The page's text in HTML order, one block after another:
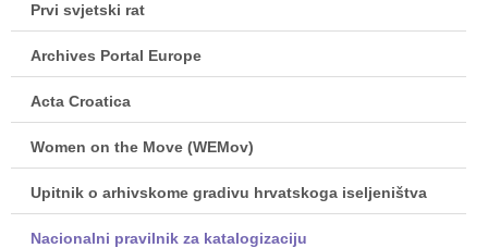
Prvi svjetski rat
Archives Portal Europe
Acta Croatica
Women on the Move (WEMov)
Upitnik o arhivskome gradivu hrvatskoga iseljeništva
Nacionalni pravilnik za katalogizaciju